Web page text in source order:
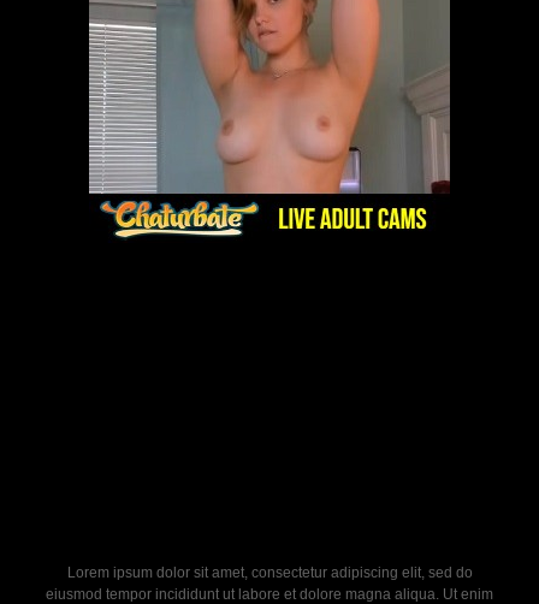
Lorem ipsum dolor sit amet, consectetur adipiscing elit, sed do
eiusmod tempor incididunt ut labore et dolore magna aliqua. Ut enim